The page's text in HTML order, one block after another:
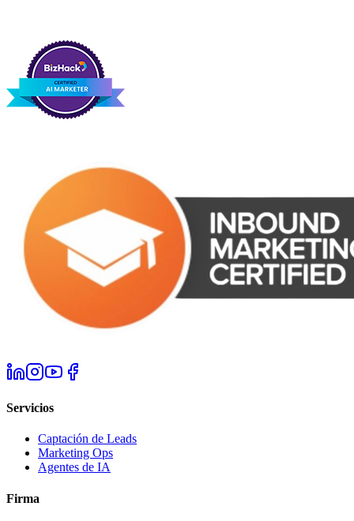
Servicios
Captación de Leads
Marketing Ops
Agentes de IA
Firma